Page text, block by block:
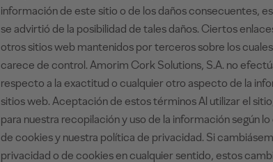
información de este sitio o de los daños consecuentes,
se advirtió de la posibilidad de tales daños. Ciertos
otros sitios web mantenidos por terceros sobre los
carece de control. Amorim Cork Solutions, S.A. no
respecto a la exactitud o cualquier otro aspecto de la
sitios web. Aceptación de estos términos Al utilizar el
para nuestra recopilación y uso de la información según
de cookies y nuestra política de privacidad. Si
privacidad o de cookies en cualquier sentido, estos